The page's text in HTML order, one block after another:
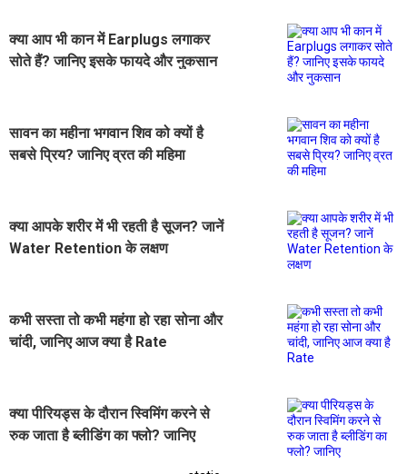
क्या आप भी कान में Earplugs लगाकर
सोते हैं? जानिए इसके फायदे और नुकसान
सावन का महीना भगवान शिव को क्यों है
सबसे प्रिय? जानिए व्रत की महिमा
क्या आपके शरीर में भी रहती है सूजन? जानें
Water Retention के लक्षण
कभी सस्ता तो कभी महंगा हो रहा सोना और
चांदी, जानिए आज क्या है Rate
क्या पीरियड्स के दौरान स्विमिंग करने से
रुक जाता है ब्लीडिंग का फ्लो? जानिए